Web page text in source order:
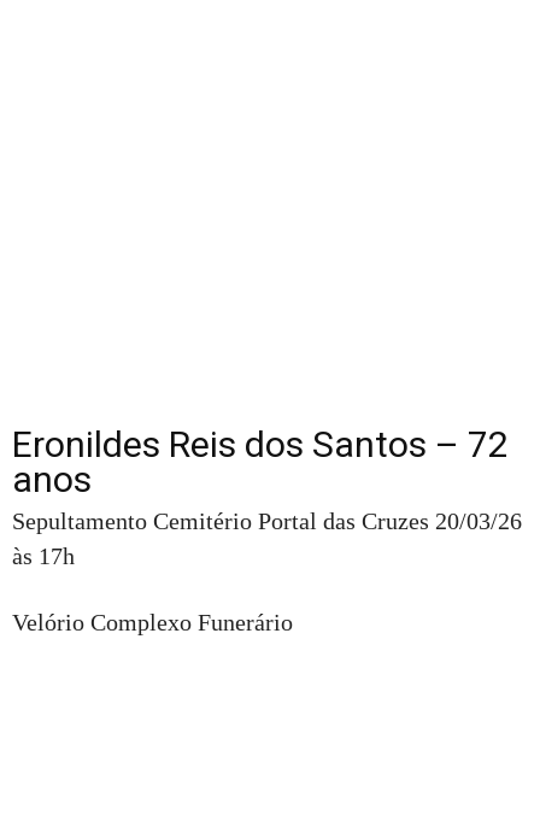
Eronildes Reis dos Santos – 72
anos
Sepultamento Cemitério Portal das Cruzes 20/03/26
às 17h
Velório Complexo Funerário